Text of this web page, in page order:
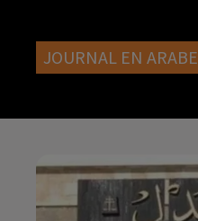
JOURNAL EN ARABE